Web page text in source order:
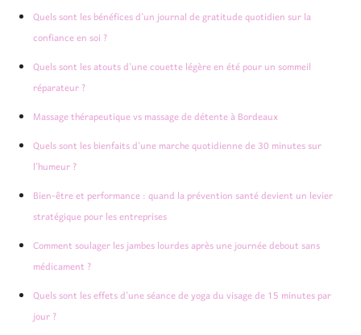
Quels sont les bénéfices d’un journal de gratitude quotidien sur la
confiance en soi ?
Quels sont les atouts d’une couette légère en été pour un sommeil
réparateur ?
Massage thérapeutique vs massage de détente à Bordeaux
Quels sont les bienfaits d’une marche quotidienne de 30 minutes sur
l’humeur ?
Bien-être et performance : quand la prévention santé devient un levier
stratégique pour les entreprises
Comment soulager les jambes lourdes après une journée debout sans
médicament ?
Quels sont les effets d’une séance de yoga du visage de 15 minutes par
jour ?